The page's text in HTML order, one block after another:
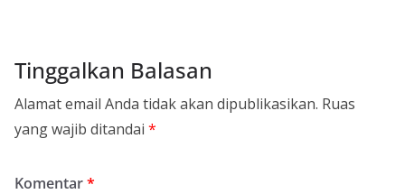
Tinggalkan Balasan
Alamat email Anda tidak akan dipublikasikan. Ruas
yang wajib ditandai *
Komentar*